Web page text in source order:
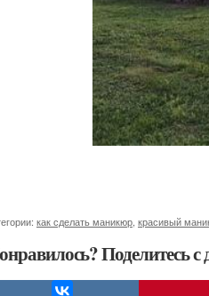
как сделать маникюр красивый
Поделитесь с